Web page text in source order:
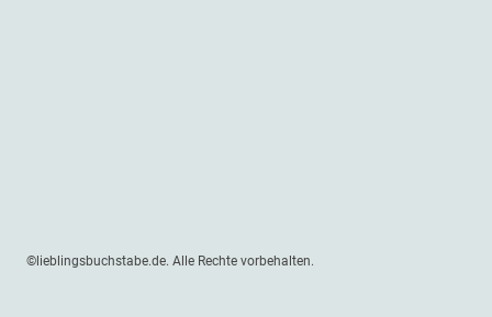
©lieblingsbuchstabe.de. Alle Rechte vorbehalten.